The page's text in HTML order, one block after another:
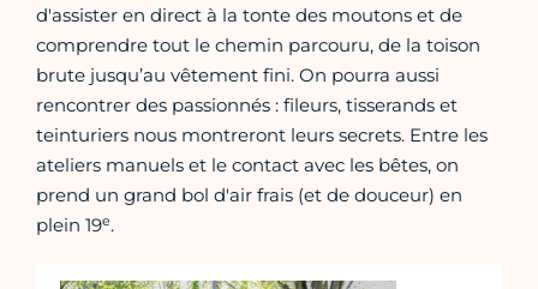
d'assister en direct à la tonte des moutons et de
comprendre tout le chemin parcouru, de la toison
brute jusqu’au vêtement fini. On pourra aussi
rencontrer des passionnés : fileurs, tisserands et
teinturiers nous montreront leurs secrets. Entre les
ateliers manuels et le contact avec les bêtes, on
prend un grand bol d'air frais (et de douceur) en
plein 19e.